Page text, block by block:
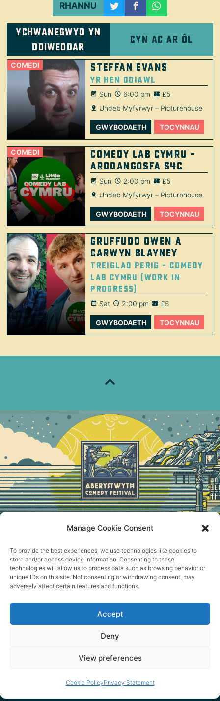
Manage Cookie Consent
To provide the best experiences, we use technologies like cookies to
store and/or access device information. Consenting to these
technologies will allow us to process data such as browsing behavior or
unique IDs on this site. Not consenting or withdrawing consent, may
adversely affect certain features and functions.
Accept
Deny
View preferences
Cookie PolicyPrivacy Statement
RHANNU
Ychwanegwyd yn
ddiweddar
Cyn ac ar ôl
COMEDI Steffan Evans
Yr Hen Ddiawl
Sun 6:00 pm
£5
Undeb Myfyrwyr – Picturehouse
GWYBODAETH TOCYNNAU
COMEDI
Comedy Lab Cymru –
Arddangosfa S4C
Sun 2:00 pm
£5
Undeb Myfyrwyr – Picturehouse
GWYBODAETH TOCYNNAU
Gruffudd Owen a
Carwyn Blayney
Treiglad Perig – Comedy
Lab Cymru (Work in
Progress)
Sat 2:00 pm £5
GWYBODAETH TOCYNNAU
Hafan Y perfformwyr Yr Ŵyl Newyddion Cysylltu